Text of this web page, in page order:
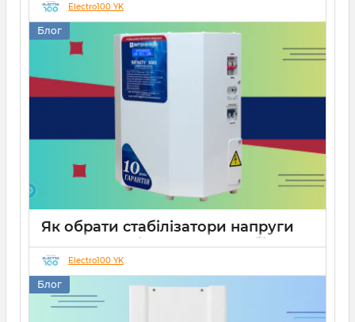
14 10 2025
Electro100 YK
Блог
Як обрати стабілізатори напруги
Укртехнологія для дому чи бізнесу
26 08 2025
Electro100 YK
Блог